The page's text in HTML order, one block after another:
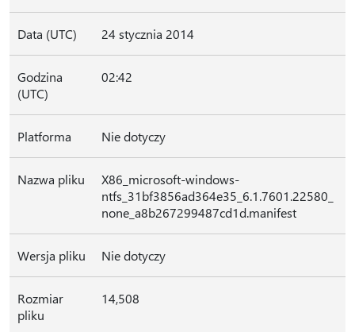
Data (UTC) 24 stycznia 2014
Godzina
(UTC)
02:42
Platforma Nie dotyczy
Nazwa pliku
X86_microsoft-windows-
ntfs_31bf3856ad364e35_6.1.7601.22580_
none_a8b267299487cd1d.manifest
Wersja pliku Nie dotyczy
Rozmiar
pliku
14,508